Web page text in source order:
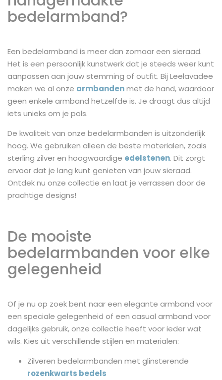
bedelarmband?
Een bedelarmband is meer dan zomaar een sieraad.
Het is een persoonlijk kunstwerk dat je steeds weer kunt
aanpassen aan jouw stemming of outfit. Bij Leelavadee
maken we al onze armbandenmet de hand, waardoor
geen enkele armband hetzelfde is. Je draagt dus altijd
iets unieks om je pols.
De kwaliteit van onze bedelarmbanden is uitzonderlijk
hoog. We gebruiken alleen de beste materialen, zoals
sterling zilver en hoogwaardige edelstenen. Dit zorgt
ervoor dat je lang kunt genieten van jouw sieraad.
Ontdek nu onze collectie en laat je verrassen door de
prachtige designs!
De mooiste
bedelarmbanden voor elke
gelegenheid
Of je nu op zoek bent naar een elegante armband voor
een speciale gelegenheid of een casual armband voor
dagelijks gebruik, onze collectie heeft voor ieder wat
wils. Kies uit verschillende stijlen en materialen:
Zilveren bedelarmbanden met glinsterende
rozenkwarts bedels